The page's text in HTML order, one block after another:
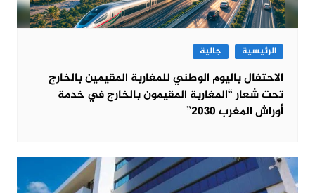
الرئيسية جالية
الاحتفال باليوم الوطني للمغاربة المقيمين بالخارج
تحت شعار “المغاربة المقيمون بالخارج في خدمة
أوراش المغرب 2030”